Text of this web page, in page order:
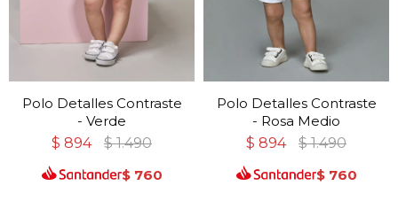
Polo Detalles Contraste
- Verde
$ 894 $ 1.490
$ 760
Polo Detalles Contraste
- Rosa Medio
$ 894 $ 1.490
$ 760